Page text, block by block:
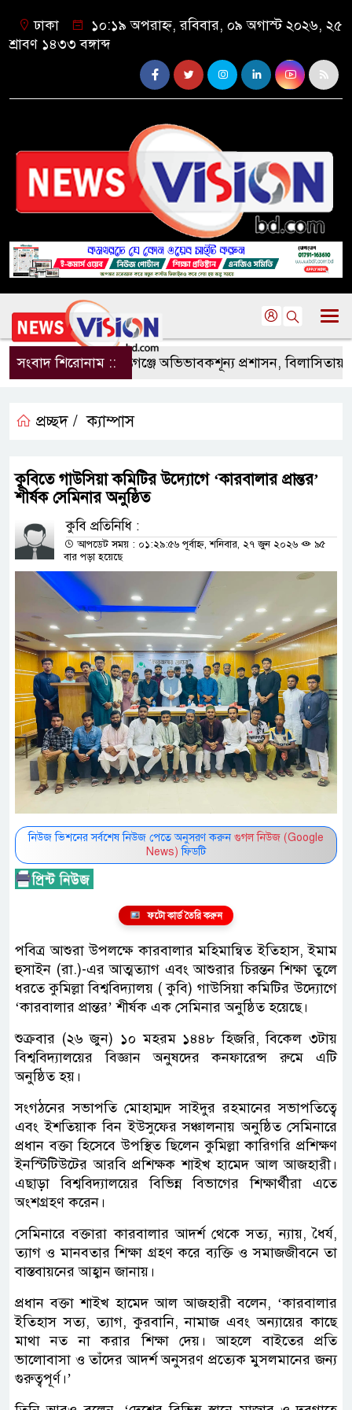
ঢাকা
১০:১৯ অপরাহ্ন, রবিবার, ০৯ অগাস্ট ২০২৬, ২৫
শ্রাবণ ১৪৩৩ বঙ্গাব্দ
সংবাদ শিরোনাম ::‎শান্তিগঞ্জে অভিভাবকশূন্য প্রশাসন, ‎বিলাসিতায়
প্রচ্ছদ / ক্যাম্পাস
কুবিতে গাউসিয়া কমিটির উদ্যোগে ‘কারবালার প্রান্তর’
শীর্ষক সেমিনার অনুষ্ঠিত
কুবি প্রতিনিধি :
আপডেট সময় : ০১:২৯:৫৬ পূর্বাহ্ন, শনিবার, ২৭ জুন ২০২৬
৯৫
বার পড়া হয়েছে
নিউজ ভিশনের সর্বশেষ নিউজ পেতে অনুসরণ করুন গুগল নিউজ (Google
News) ফিডটি
ফটো কার্ড তৈরি করুন
পবিত্র আশুরা উপলক্ষে কারবালার মহিমান্বিত ইতিহাস, ইমাম
হুসাইন (রা.)-এর আত্মত্যাগ এবং আশুরার চিরন্তন শিক্ষা তুলে
ধরতে কুমিল্লা বিশ্ববিদ্যালয় ( কুবি) গাউসিয়া কমিটির উদ্যোগে
‘কারবালার প্রান্তর’ শীর্ষক এক সেমিনার অনুষ্ঠিত হয়েছে।
শুক্রবার (২৬ জুন) ১০ মহরম ১৪৪৮ হিজরি, বিকেল ৩টায়
বিশ্ববিদ্যালয়ের বিজ্ঞান অনুষদের কনফারেন্স রুমে এটি
অনুষ্ঠিত হয়।
সংগঠনের সভাপতি মোহাম্মদ সাইদুর রহমানের সভাপতিত্বে
এবং ইশতিয়াক বিন ইউসুফের সঞ্চালনায় অনুষ্ঠিত সেমিনারে
প্রধান বক্তা হিসেবে উপস্থিত ছিলেন কুমিল্লা কারিগরি প্রশিক্ষণ
ইনস্টিটিউটের আরবি প্রশিক্ষক শাইখ হামেদ আল আজহারী।
এছাড়া বিশ্ববিদ্যালয়ের বিভিন্ন বিভাগের শিক্ষার্থীরা এতে
অংশগ্রহণ করেন।
সেমিনারে বক্তারা কারবালার আদর্শ থেকে সত্য, ন্যায়, ধৈর্য,
ত্যাগ ও মানবতার শিক্ষা গ্রহণ করে ব্যক্তি ও সমাজজীবনে তা
বাস্তবায়নের আহ্বান জানায়।
প্রধান বক্তা শাইখ হামেদ আল আজহারী বলেন, ‘কারবালার
ইতিহাস সত্য, ত্যাগ, কুরবানি, নামাজ এবং অন্যায়ের কাছে
মাথা নত না করার শিক্ষা দেয়। আহলে বাইতের প্রতি
ভালোবাসা ও তাঁদের আদর্শ অনুসরণ প্রত্যেক মুসলমানের জন্য
গুরুত্বপূর্ণ।’